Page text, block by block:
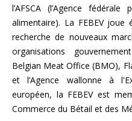
l’AFSCA (l’Agence
alimentaire). La FEBEV
recherche de nouveaux
organisations
Belgian Meat Office (BMO),
et l’Agence wallonne à
européen, la FEBEV est
Commerce du Bétail et des